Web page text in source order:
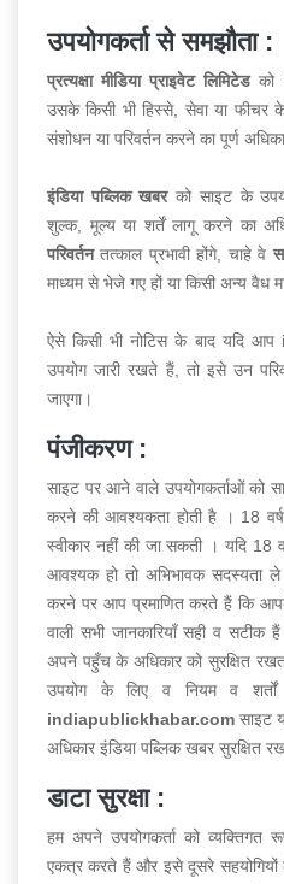
उपयोगकर्ता से समझौता :
प्रत्यक्षा मीडिया प्राइवेट लिमिटेडको
उसके किसी भी हिस्से, सेवा या फीचर
संशोधन या परिवर्तन करने का पूर्ण
इंडिया पब्लिक खबरको साइट के
शुल्क, मूल्य या शर्तें लागू करने का
परिवर्तनतत्काल प्रभावी होंगे, चाहे वे
माध्यम से भेजे गए हों या किसी अन्य वैध
ऐसे किसी भी नोटिस के बाद यदि आप
उपयोग जारी रखते हैं, तो इसे उन
जाएगा।
पंजीकरण :
साइट पर आने वाले उपयोगकर्ताओं को
करने की आवश्यकता होती है । 18
स्वीकार नहीं की जा सकती । यदि 18
आवश्यक हो तो अभिभावक सदस्यता
करने पर आप प्रमाणित करते हैं कि आपके
वाली सभी जानकारियाँ सही व सटीक
अपने पहुँच के अधिकार को सुरक्षित
उपयोग के लिए व नियम व
indiapublickhabar.com साइट
अधिकार इंडिया पब्लिक खबर सुरक्षित
डाटा सुरक्षा :
हम अपने उपयोगकर्ता को व्यक्तिगत
एकत्र करते हैं और इसे दूसरे